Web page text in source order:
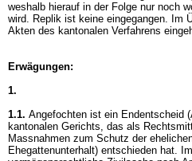
weshalb hierauf in der Folge nur noch
wird. Replik ist keine eingegangen. Im
Akten des kantonalen Verfahrens
Erwägungen:
1.
1.1. Angefochten ist ein Endentscheid (
kantonalen Gerichts, das als
Massnahmen zum Schutz der
Ehegattenunterhalt) entschieden hat.